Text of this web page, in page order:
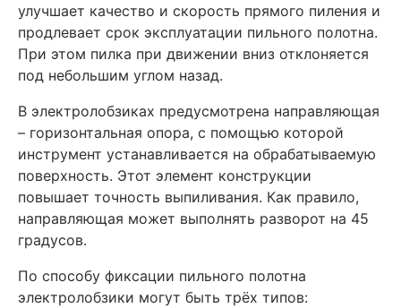
улучшает качество и скорость прямого пиления и
продлевает срок эксплуатации пильного полотна.
При этом пилка при движении вниз отклоняется
под небольшим углом назад.
В электролобзиках предусмотрена направляющая
– горизонтальная опора, с помощью которой
инструмент устанавливается на обрабатываемую
поверхность. Этот элемент конструкции
повышает точность выпиливания. Как правило,
направляющая может выполнять разворот на 45
градусов.
По способу фиксации пильного полотна
электролобзики могут быть трёх типов: